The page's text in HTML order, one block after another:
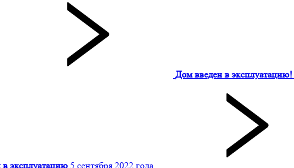
Дом введен в эксплуатацию!
эксплуатацию 5 сентября 2022 года